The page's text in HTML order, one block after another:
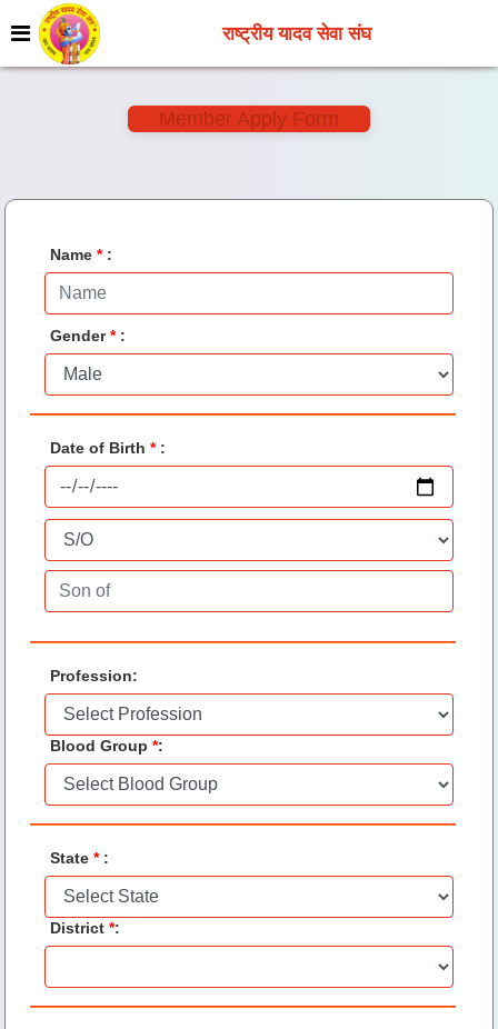
राष्ट्रीय यादव सेवा संघ
Member Apply Form
Name*:
Gender*:
Date of Birth *:
Profession:
Blood Group *:
State*:
District*: